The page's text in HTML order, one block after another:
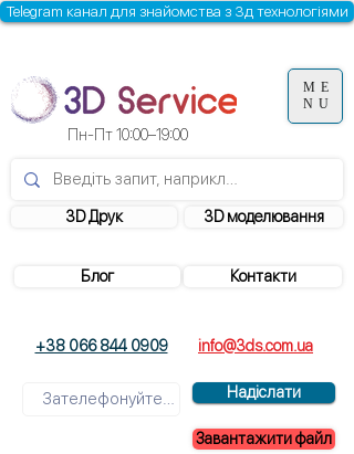
3D моделювання
Контакти
3D Друк
+38 066 844 0909 info@3ds.com.ua
Надіслати
Завантажити файл
Блог
Пн-Пт 10:00–19:00
Telegram канал для знайомства з 3д технологіями
ME
NU